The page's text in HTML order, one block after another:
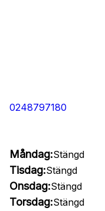
0248797180
Måndag:Stängd
Tisdag:Stängd
Onsdag:Stängd
Torsdag:Stängd